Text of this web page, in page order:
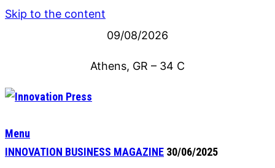
Skip to the content
09/08/2026
Athens, GR – 34 C
Menu
INNOVATION BUSINESS MAGAZINE 30/06/2025